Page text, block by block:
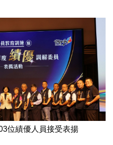
位績優人員接受表揚